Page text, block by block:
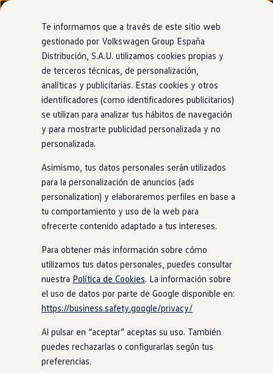
Ir
directamente
al contenido
Ir
directamente
al pie de
página
Nuevo ID. Cross
Vehículos Comerciales
Compra y ofertas
Volkswagen nuevo en stock
Volkswagen de ocasión
Financiación
My Renting
My Way
Seguros
Empresas
Autoescuelas
Eléctricos e híbridos
Más sobre híbridos
Plan Auto +
Etiquetas DGT
Simulador de autonomía, carga y ahorro
Carga y autonomía
Soluciones de carga
Tarifas de carga
Carga en casa
Modos de carga
Autonomía
Clientes y posventa
Club Volkswagen
Ofertas posventa
Beneficios Volkswagen
Asistencia en carretera
Servicios de movilidad
Garantía del fabricante
Te informamos que a través de este sitio web
gestionado por Volkswagen Group España
Distribución, S.A.U. utilizamos cookies propias y
de terceros técnicas, de personalización,
analíticas y publicitarias. Estas cookies y otros
identificadores (como identificadores publicitarios)
se utilizan para analizar tus hábitos de navegación
y para mostrarte publicidad personalizada y no
personalizada.
Asimismo, tus datos personales serán utilizados
para la personalización de anuncios (ads
personalization) y elaboraremos perfiles en base a
tu comportamiento y uso de la web para
ofrecerte contenido adaptado a tus intereses.
Para obtener más información sobre cómo
utilizamos tus datos personales, puedes consultar
nuestra Política de Cookies. La información sobre
el uso de datos por parte de Google disponible en:
https://business.safety.google/privacy/
Al pulsar en “aceptar” aceptas su uso. También
puedes rechazarlas o configurarlas según tus
preferencias.